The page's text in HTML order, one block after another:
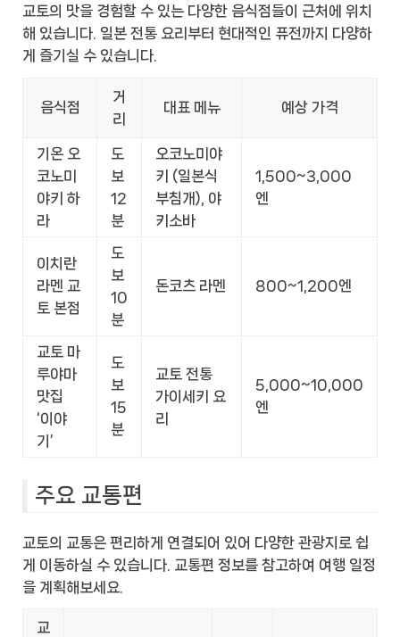
교토의 맛을 경험할 수 있는 다양한 음식점들이 근처에 위치
해 있습니다. 일본 전통 요리부터 현대적인 퓨전까지 다양하
게 즐기실 수 있습니다.
음식점
거
리
대표 메뉴 예상 가격
기온 오
코노미
야키 하
라
도
보
12
분
오코노미야
키 (일본식
부침개), 야
키소바
1,500~3,000
엔
이치란
라멘 교
토 본점
도
보
10
분
돈코츠 라멘 800~1,200엔
교토 마
루야마
맛집
‘이야
기’
도
보
15
분
교토 전통
가이세키 요
리
5,000~10,000
엔
주요 교통편
교토의 교통은 편리하게 연결되어 있어 다양한 관광지로 쉽
게 이동하실 수 있습니다. 교통편 정보를 참고하여 여행 일정
을 계획해보세요.
교